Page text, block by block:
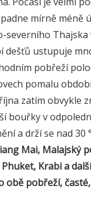
mírně méně
severního Thajska
dešťů ustupuje
pobřeží
pomalu
zatím obvykle
bouřky v
a drží se nad 30
Mai, Malajský
Krabi a
obě pobřeží,